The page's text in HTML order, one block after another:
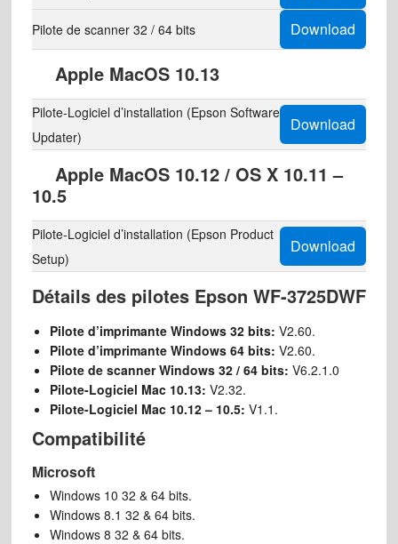
Pilote de scanner 32 / 64 bits Download
Apple MacOS 10.13
Pilote-Logiciel d’installation (Epson Software
Updater)
Download
Apple MacOS 10.12 / OS X 10.11 –
10.5
Pilote-Logiciel d’installation (Epson Product
Setup)
Download
Détails des pilotes Epson WF-3725DWF
Pilote d’imprimante Windows 32 bits: V2.60.
Pilote d’imprimante Windows 64 bits: V2.60.
Pilote de scanner Windows 32 / 64 bits: V6.2.1.0
Pilote-Logiciel Mac 10.13: V2.32.
Pilote-Logiciel Mac 10.12 – 10.5: V1.1.
Compatibilité
Microsoft
Windows 10 32 & 64 bits.
Windows 8.1 32 & 64 bits.
Windows 8 32 & 64 bits.